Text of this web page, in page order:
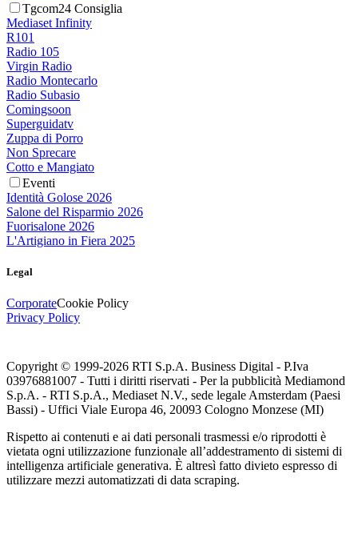
Tgcom24 Consiglia
Mediaset Infinity
R101
Radio 105
Virgin Radio
Radio Montecarlo
Radio Subasio
Comingsoon
Superguidatv
Zuppa di Porro
Non Sprecare
Cotto e Mangiato
Eventi
Identità Golose 2026
Salone del Risparmio 2026
Fuorisalone 2026
L'Artigiano in Fiera 2025
Legal
CorporateCookie Policy
Privacy Policy
Copyright © 1999-2026 RTI S.p.A. Business Digital - P.Iva
03976881007 - Tutti i diritti riservati - Per la pubblicità Mediamond
S.p.A. - RTI S.p.A., Mediaset N.V., sede legale Amsterdam (Paesi
Bassi) - Uffici Viale Europa 46, 20093 Cologno Monzese (MI)
Rispetto ai contenuti e ai dati personali trasmessi e/o riprodotti è
vietata ogni utilizzazione funzionale all’addestramento di sistemi di
intelligenza artificiale generativa. È altresì fatto divieto espresso di
utilizzare mezzi automatizzati di data scraping.